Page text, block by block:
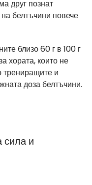
друг познат
белтъчини повече
близо 60 г в 100 г
хората, които не
трениращите и
доза белтъчини.
сила и